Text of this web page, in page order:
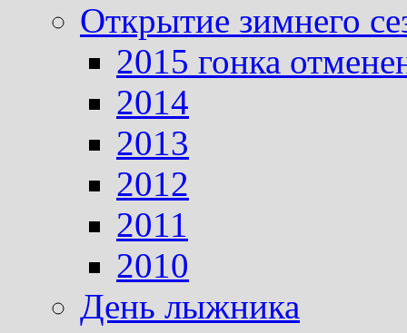
Открытие зимнего
2015 гонка
2014
2013
2012
2011
2010
День лыжника